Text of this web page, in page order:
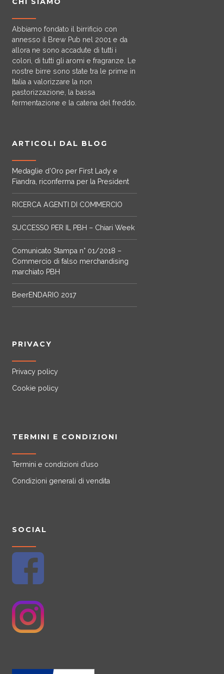
a
z
i
o
n
e
r
t
i
c
o
l
i
Abbiamo fondato il birrificio con
annesso il Brew Pub nel 2001 e da
allora ne sono accadute di tutti i
colori, di tutti gli aromi e fragranze. Le
nostre birre sono state tra le prime in
Italia a valorizzare la non
pastorizzazione, la bassa
fermentazione e la catena del freddo.
ARTICOLI DAL BLOG
Medaglie d’Oro per First Lady e
Fiandra, riconferma per la President
RICERCA AGENTI DI COMMERCIO
SUCCESSO PER IL PBH – Chiari Week
Comunicato Stampa n° 01/2018 –
Commercio di falso merchandising
marchiato PBH
BeerENDARIO 2017
PRIVACY
Privacy policy
Cookie policy
TERMINI E CONDIZIONI
Termini e condizioni d’uso
Condizioni generali di vendita
SOCIAL